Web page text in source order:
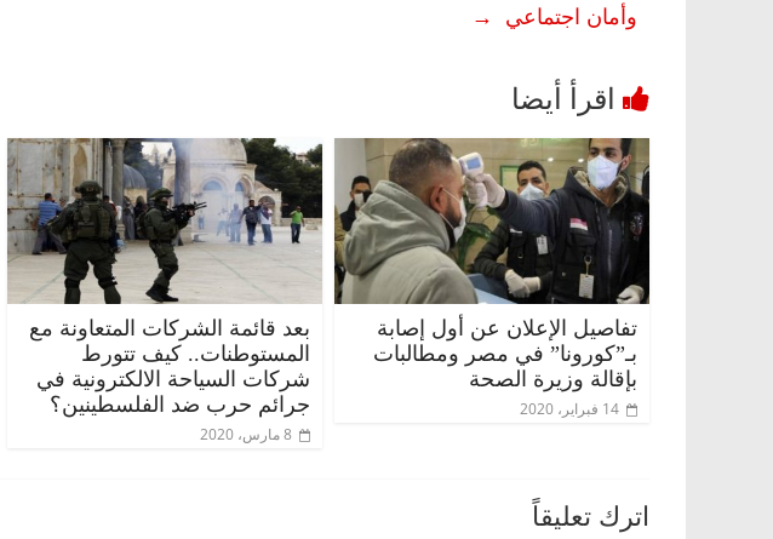
وأمان اجتماعي →
تفاصيل الإعلان عن أول إصابة
بـ”كورونا” في مصر ومطالبات
بإقالة وزيرة الصحة
14 فبراير، 2020
بعد قائمة الشركات المتعاونة مع
المستوطنات.. كيف تتورط
شركات السياحة الالكترونية في
جرائم حرب ضد الفلسطينين؟
8 مارس، 2020
اترك تعليقاً
الرئيسية مصر
مقعد شاغر على مائدة
حسين عبدالهادي
الخصخصة الذي دافع
الرئيسية مصر
في ذكرى رحيله.. د. نور فرحات فقيه
قانوني دافع عن قضايا الوطن وانحاز
26 يناير، 2026